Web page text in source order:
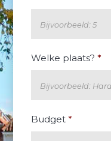
Welke plaats? *
Budget *